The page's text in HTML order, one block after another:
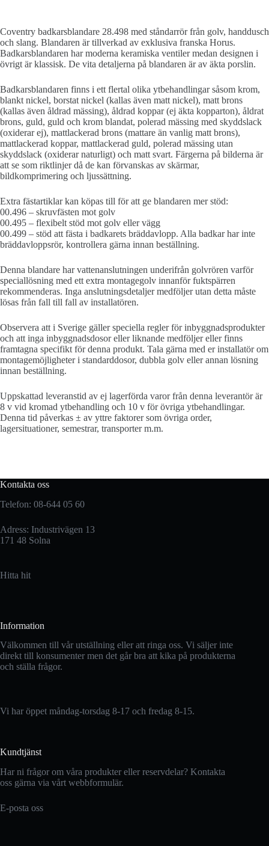
Coventry badkarsblandare 28.498 med ståndarrör från golv, handdusch
och slang. Blandaren är tillverkad av exklusiva franska Horus.
Badkarsblandaren har moderna keramiska ventiler medan designen i
övrigt är klassisk. De vita detaljerna på blandaren är av äkta porslin.
Badkarsblandaren finns i ett flertal olika ytbehandlingar såsom krom,
blankt nickel, borstat nickel (kallas även matt nickel), matt brons
(kallas även åldrad mässing), åldrad koppar (ej äkta kopparton), åldrat
brons, guld, guld och krom blandat, polerad mässing med skyddslack
(oxiderar ej), mattlackerad brons (mattare än vanlig matt brons),
mattlackerad koppar, mattlackerad guld, polerad mässing utan
skyddslack (oxiderar naturligt) och matt svart. Färgerna på bilderna är
att se som riktlinjer då de kan förvanskas av skärmar,
bildkomprimering och ljussättning.
Extra fästartiklar kan köpas till för att ge blandaren mer stöd:
00.496 – skruvfästen mot golv
00.495 – flexibelt stöd mot golv eller vägg
00.499 – stöd att fästa i badkarets bräddavlopp. Alla badkar har inte
bräddavloppsrör, kontrollera gärna innan beställning.
Denna blandare har vattenanslutningen underifrån golvrören varför
speciallösning med ett extra montagegolv innanför fuktspärren
rekommenderas. Inga anslutningsdetaljer medföljer utan detta måste
lösas från fall till fall av installatören.
Observera att i Sverige gäller speciella regler för inbyggnadsprodukter
och att inga inbyggnadsdosor eller liknande medföljer eller finns
framtagna specifikt för denna produkt. Tala gärna med er installatör om
montagemöjligheter i standarddosor, dubbla golv eller annan lösning
innan beställning.
Uppskattad leveranstid av ej lagerförda varor från denna leverantör är
8 v vid kromad ytbehandling och 10 v för övriga ytbehandlingar.
Denna tid påverkas ± av yttre faktorer som övriga order,
lagersituationer, semestrar, transporter m.m.
Kontakta oss
Telefon: 08-644 05 60
Adress: Industrivägen 13
171 48 Solna
Hitta hit
Information
Välkommen till vår utställning eller att ringa oss. Vi säljer inte
direkt till konsumenter men det går bra att kika på produkterna
och ställa frågor.
Vi har öppet måndag-torsdag 8-17 och fredag 8-15.
Kundtjänst
Har ni frågor om våra produkter eller reservdelar? Kontakta
oss gärna via vårt webbformulär.
E-posta oss